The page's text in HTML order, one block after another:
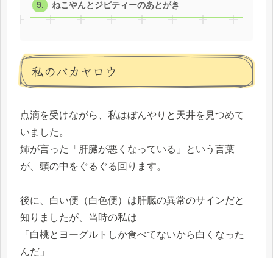
ねこやんとジピティーのあとがき
私のバカヤロウ
点滴を受けながら、私はぼんやりと天井を見つめて
いました。
姉が言った「肝臓が悪くなっている」という言葉
が、頭の中をぐるぐる回ります。
後に、白い便（白色便）は肝臓の異常のサインだと
知りましたが、当時の私は
「白桃とヨーグルトしか食べてないから白くなった
んだ」